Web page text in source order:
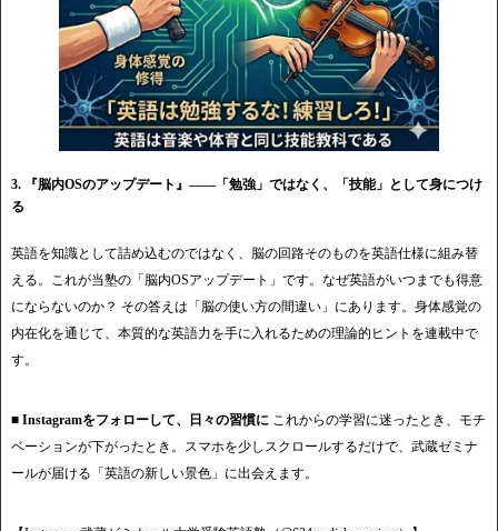
3. 『脳内OSのアップデート』——「勉強」ではなく、「技能」として身につけ
る
英語を知識として詰め込むのではなく、脳の回路そのものを英語仕様に組み替
える。これが当塾の「脳内OSアップデート」です。なぜ英語がいつまでも得意
にならないのか？ その答えは「脳の使い方の間違い」にあります。身体感覚の
内在化を通じて、本質的な英語力を手に入れるための理論的ヒントを連載中で
す。
■ Instagramをフォローして、日々の習慣に これからの学習に迷ったとき、モチ
ベーションが下がったとき。スマホを少しスクロールするだけで、武蔵ゼミナ
ールが届ける「英語の新しい景色」に出会えます。